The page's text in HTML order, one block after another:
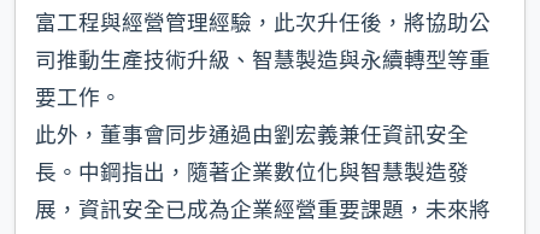
富工程與經營管理經驗，此次升任後，將協助公
司推動生產技術升級、智慧製造與永續轉型等重
要工作。
此外，董事會同步通過由劉宏義兼任資訊安全
長。中鋼指出，隨著企業數位化與智慧製造發
展，資訊安全已成為企業經營重要課題，未來將